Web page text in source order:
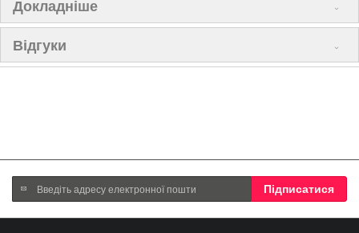
Докладніше
Відгуки
Підпишіться
на
нашу
Підписатися